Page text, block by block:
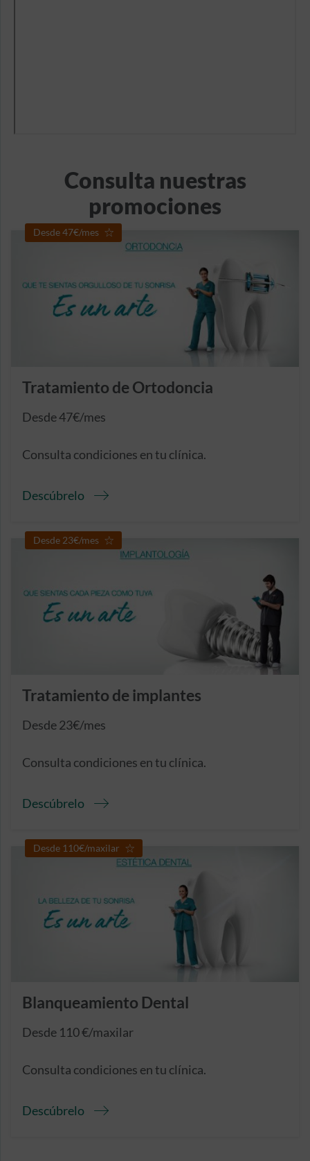
Consulta nuestras
promociones
Desde 47€/mes
Tratamiento de Ortodoncia
Desde 47€/mes
Consulta condiciones en tu clínica.
Descúbrelo
Desde 23€/mes
Tratamiento de implantes
Desde 23€/mes
Consulta condiciones en tu clínica.
Descúbrelo
Desde 110€/maxilar
Blanqueamiento Dental
Desde 110 €/maxilar
Consulta condiciones en tu clínica.
Descúbrelo